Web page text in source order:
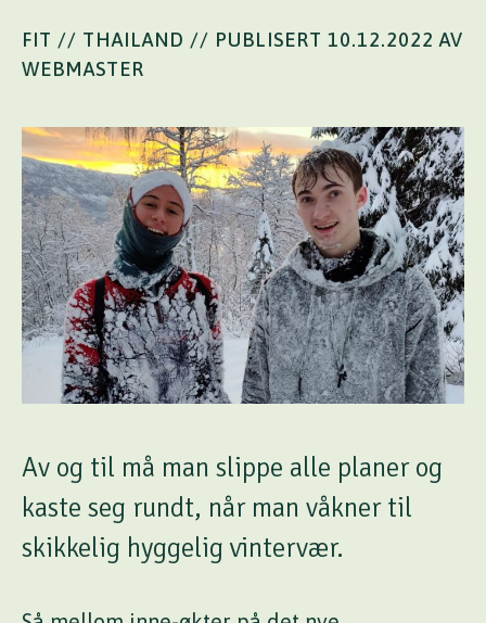
FIT // THAILAND // PUBLISERT 10.12.2022 AV
WEBMASTER
Av og til må man slippe alle planer og
kaste seg rundt, når man våkner til
skikkelig hyggelig vintervær.